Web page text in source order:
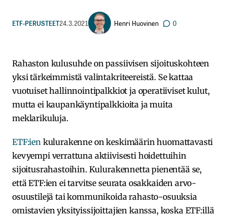
ETF-PERUSTEET24.3.2021 Henri Huovinen 0
Rahaston kulusuhde on passiivisen sijoituskohteen
yksi tärkeimmistä valintakriteereistä. Se kattaa
vuotuiset hallinnointipalkkiot ja operatiiviset kulut,
mutta ei kaupankäyntipalkkioita ja muita
meklarikuluja.
ETF:ien kulurakenne on keskimäärin huomattavasti
kevyempi verrattuna aktiivisesti hoidettuihin
sijoitusrahastoihin. Kulurakennetta pienentää se,
että ETF:ien ei tarvitse seurata osakkaiden arvo-
osuustilejä tai kommunikoida rahasto-osuuksia
omistavien yksityissijoittajien kanssa, koska ETF:illä